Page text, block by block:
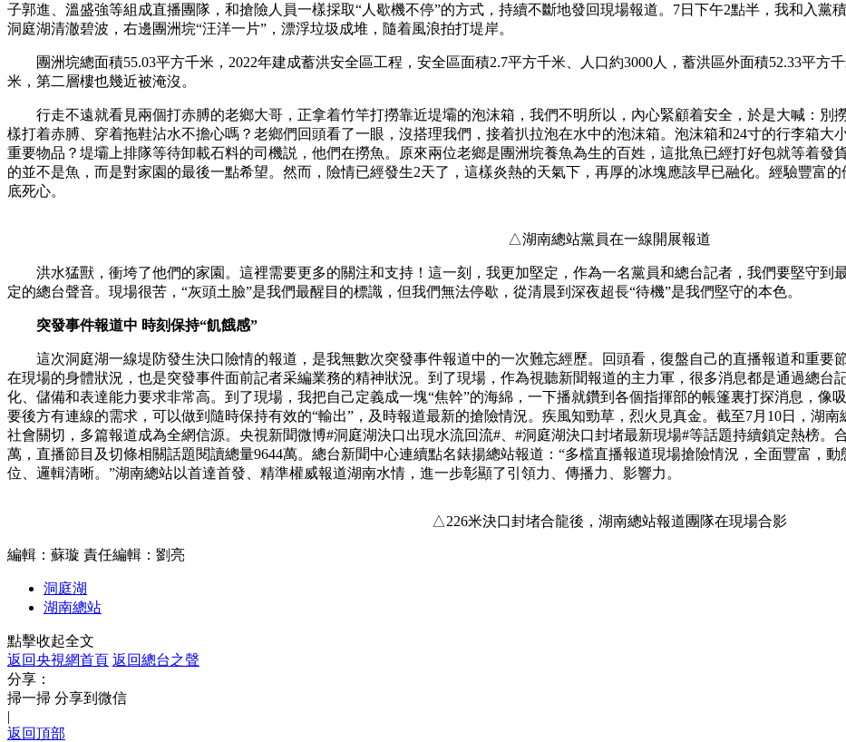
子郭進、溫盛強等組成直播團隊，和搶險人員一樣採取“人歇機不停”的方式，持續不斷地發回現場報道。7日下午2點半，我和入黨
洞庭湖清澈碧波，右邊團洲垸“汪洋一片”，漂浮垃圾成堆，隨着風浪拍打堤岸。
團洲垸總面積55.03平方千米，2022年建成蓄洪安全區工程，安全區面積2.7平方千米、人口約3000人，蓄洪區外面積52.33平方
米，第二層樓也幾近被淹沒。
行走不遠就看見兩個打赤膊的老鄉大哥，正拿着竹竿打撈靠近堤壩的泡沫箱，我們不明所以，內心緊顧着安全，於是大喊：別
樣打着赤膊、穿着拖鞋沾水不擔心嗎？老鄉們回頭看了一眼，沒搭理我們，接着扒拉泡在水中的泡沫箱。泡沫箱和24寸的行李箱大
重要物品？堤壩上排隊等待卸載石料的司機説，他們在撈魚。原來兩位老鄉是團洲垸養魚為生的百姓，這批魚已經打好包就等着發
的並不是魚，而是對家園的最後一點希望。然而，險情已經發生2天了，這樣炎熱的天氣下，再厚的冰塊應該早已融化。經驗豐富
底死心。
△湖南總站黨員在一線開展報道
洪水猛獸，衝垮了他們的家園。這裡需要更多的關注和支持！這一刻，我更加堅定，作為一名黨員和總台記者，我們要堅守到
定的總台聲音。現場很苦，“灰頭土臉”是我們最醒目的標識，但我們無法停歇，從清晨到深夜超長“待機”是我們堅守的本色。
突發事件報道中 時刻保持“飢餓感”
這次洞庭湖一線堤防發生決口險情的報道，是我無數次突發事件報道中的一次難忘經歷。回頭看，復盤自己的直播報道和重要
在現場的身體狀況，也是突發事件面前記者采編業務的精神狀況。到了現場，作為視聽新聞報道的主力軍，很多消息都是通過總台
化、儲備和表達能力要求非常高。到了現場，我把自己定義成一塊“焦幹”的海綿，一下播就鑽到各個指揮部的帳篷裏打探消息，像
要後方有連線的需求，可以做到隨時保持有效的“輸出”，及時報道最新的搶險情況。疾風知勁草，烈火見真金。截至7月10日，湖
社會關切，多篇報道成為全網信源。央視新聞微博#洞庭湖決口出現水流回流#、#洞庭湖決口封堵最新現場#等話題持續鎖定熱榜。
萬，直播節目及切條相關話題閱讀總量9644萬。總台新聞中心連續點名錶揚總站報道：“多檔直播報道現場搶險情況，全面豐富，
位、邏輯清晰。”湖南總站以首達首發、精準權威報道湖南水情，進一步彰顯了引領力、傳播力、影響力。
△226米決口封堵合龍後，湖南總站報道團隊在現場合影
編輯：蘇璇 責任編輯：劉亮
洞庭湖
湖南總站
點擊收起全文
返回央視網首頁 返回總台之聲
分享：
掃一掃 分享到微信
|
返回頂部